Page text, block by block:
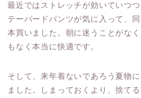
最近ではストレッチが効いていつ
テーパードパンツが気に入って、
本買いました。朝に迷うことがな
もなく本当に快適です。
そして、来年着ないであろう夏物
ました。しまっておくより、捨て